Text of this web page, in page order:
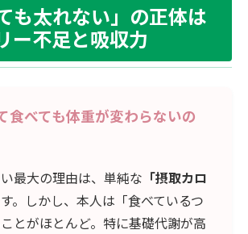
も太れない」の正体は
ー不足と吸収力
食べても体重が変わらないの
最大の理由は、単純な 「摂取カロ
。しかし、本人は「食べているつ
とがほとんど。特に基礎代謝が高